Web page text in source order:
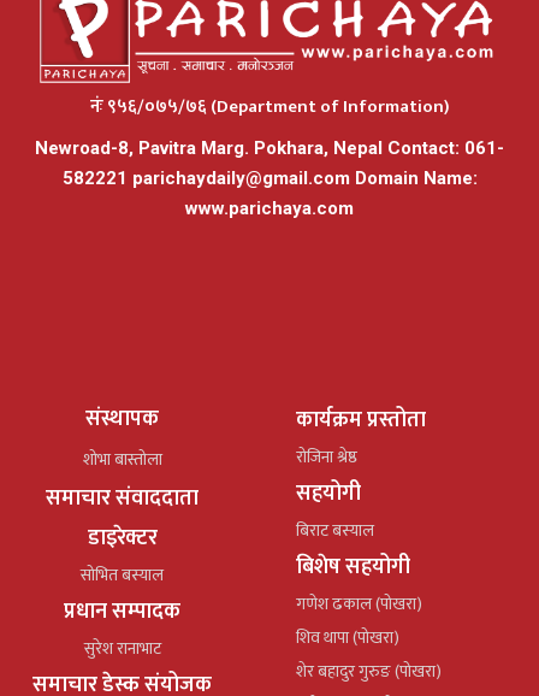
नंः ९५६/०७५/७६ (Department of Information)
Newroad-8, Pavitra Marg. Pokhara, Nepal Contact: 061-
582221 parichaydaily@gmail.comDomain Name:
www.parichaya.com
संस्थापक
शोभा बास्तोला
समाचार संवाददाता
डाइरेक्टर
सोभित बस्याल
प्रधान सम्पादक
सुरेश रानाभाट
समाचार डेस्क संयोजक
कार्यक्रम प्रस्तोता
रोजिना श्रेष्ठ
सहयोगी
बिराट बस्याल
बिशेष सहयोगी
गणेश ढकाल (पोखरा)
शिव थापा (पोखरा)
शेर बहादुर गुरुङ (पोखरा)